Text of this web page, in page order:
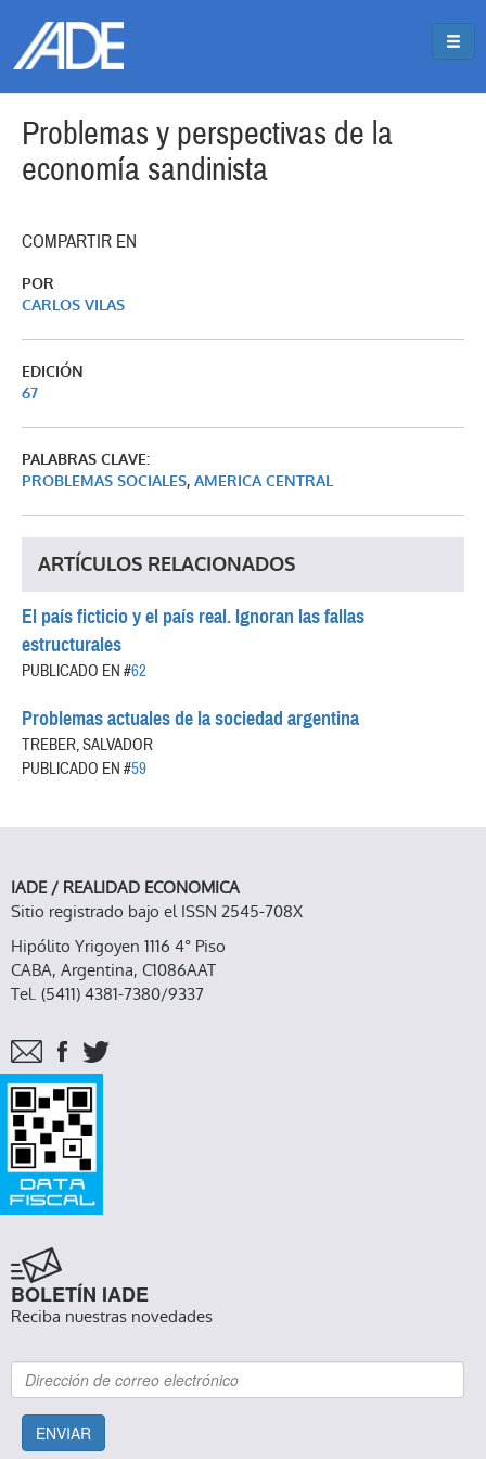
Problemas y perspectivas de la
economía sandinista
COMPARTIR EN
POR
CARLOS VILAS
EDICIÓN
67
PALABRAS CLAVE:
PROBLEMAS SOCIALES, AMERICA CENTRAL
ARTÍCULOS RELACIONADOS
El país ficticio y el país real. Ignoran las fallas
estructurales
PUBLICADO EN #62
Problemas actuales de la sociedad argentina
TREBER, SALVADOR
PUBLICADO EN #59
IADE / REALIDAD ECONOMICA
Sitio registrado bajo el ISSN 2545-708X
Hipólito Yrigoyen 1116 4° Piso
CABA, Argentina, C1086AAT
Tel. (5411) 4381-7380/9337
BOLETÍN IADE
Reciba nuestras novedades
ENVIAR